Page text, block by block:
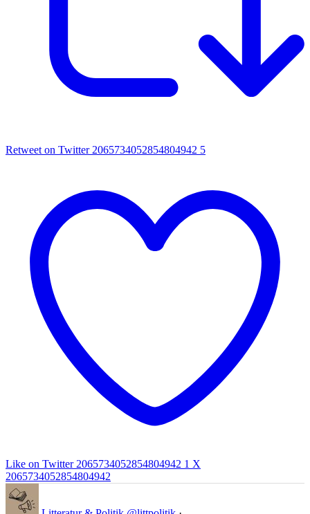
Retweet on Twitter 2065734052854804942 5
Like on Twitter 2065734052854804942 1 X
2065734052854804942